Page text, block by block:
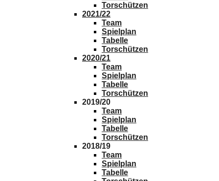
Torschützen
2021/22
Team
Spielplan
Tabelle
Torschützen
2020/21
Team
Spielplan
Tabelle
Torschützen
2019/20
Team
Spielplan
Tabelle
Torschützen
2018/19
Team
Spielplan
Tabelle